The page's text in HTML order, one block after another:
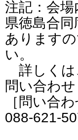
注記：会
県徳島合
あります
い。
詳しくは
問い合わせ
［問い合
088-621-